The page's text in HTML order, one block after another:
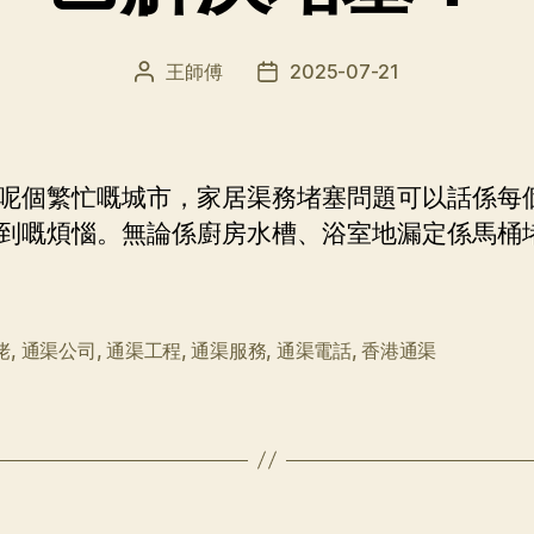
文 王師傅
发 2025-07-21
個繁忙嘅城市，家居渠務堵塞問題可以話係每
嘅煩惱。無論係廚房水槽、浴室地漏定係馬桶
, 通渠公司,通渠工程,通渠服務, 通渠電話,香港通渠